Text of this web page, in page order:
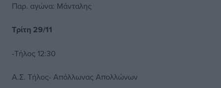
Παρ. αγώνα: Μάνταλης
Τρίτη 29/11
-Τήλος 12:30
Α.Σ. Τήλος- Απόλλωνας Απολλώνων